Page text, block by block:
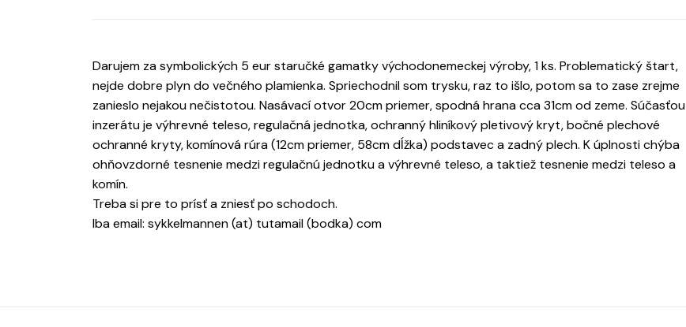
Darujem za symbolických 5 eur staručké gamatky východonemeckej výroby, 1 ks. Problematický štart,
nejde dobre plyn do večného plamienka. Spriechodnil som trysku, raz to išlo, potom sa to zase zrejme
zanieslo nejakou nečistotou. Nasávací otvor 20cm priemer, spodná hrana cca 31cm od zeme. Súčasťou
inzerátu je výhrevné teleso, regulačná jednotka, ochranný hliníkový pletivový kryt, bočné plechové
ochranné kryty, komínová rúra (12cm priemer, 58cm dĺžka) podstavec a zadný plech. K úplnosti chýba
ohňovzdorné tesnenie medzi regulačnú jednotku a výhrevné teleso, a taktiež tesnenie medzi teleso a
komín.
Treba si pre to prísť a zniesť po schodoch.
Iba email: sykkelmannen (at) tutamail (bodka) com